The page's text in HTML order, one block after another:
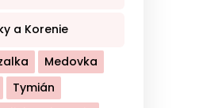
Kaleráb
Brusnice
Černice
Egreše
Hrozno
Hrušky
a Korenie
Medovka
Tymián